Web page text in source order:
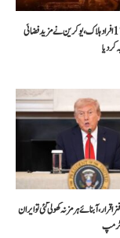
روس کے حملے، 17 افراد ہلاک، یوکرین نے مزید فضائی
کر دیا
ہرمز نہ کھولی گئی تو ایران
ٹرمپ